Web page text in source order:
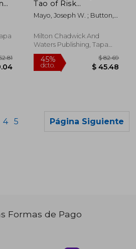
Tao of Risk
Management (en
Inglés)
Mayo, Joseph W. ; Button,
Milton Chadwick And
Waters Publishing, Tapa
Dura, Nuevo
4 5 Página Siguiente
Formas de Pago